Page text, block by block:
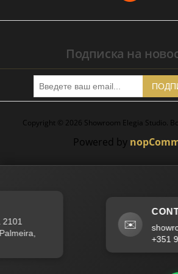
Подписка на
Copyright © 2026 Showroom Elegia Studio.
Powered by
✉️
+351